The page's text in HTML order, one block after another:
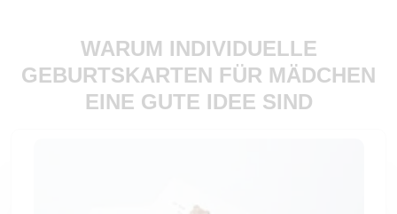
WARUM INDIVIDUELLE
GEBURTSKARTEN FÜR MÄDCHEN
EINE GUTE IDEE SIND